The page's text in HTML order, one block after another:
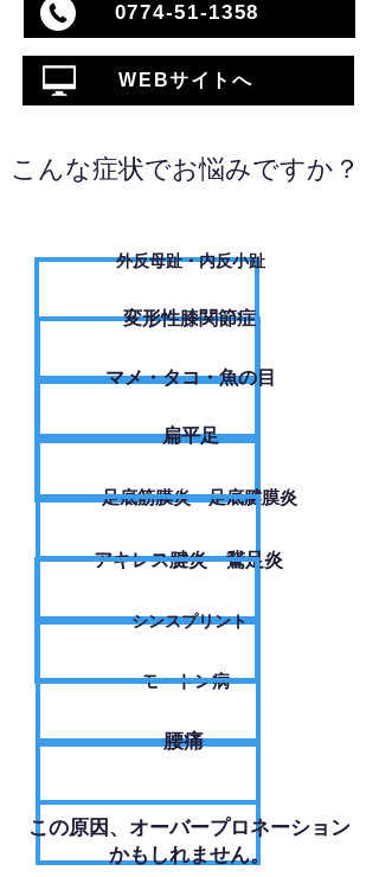
0774-51-1358
WEBサイトへ
こんな症状でお悩みですか？
外反母趾・内反小趾
変形性膝関節症
​マメ・タコ・魚の目
扁平足
足底筋膜炎・足底腱膜炎
アキレス腱炎・鵞足炎
シンスプリント
モートン病
腰痛
​この原因、オーバープロネーション
かもしれません。